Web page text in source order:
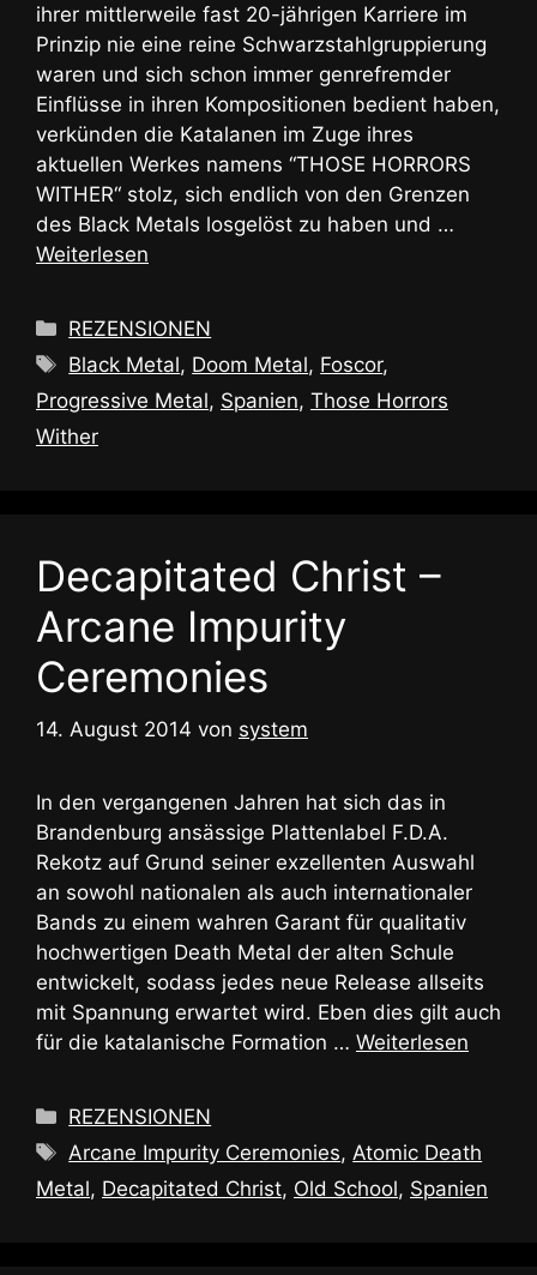
ihrer mittlerweile fast 20-jährigen Karriere im
Prinzip nie eine reine Schwarzstahlgruppierung
waren und sich schon immer genrefremder
Einflüsse in ihren Kompositionen bedient haben,
verkünden die Katalanen im Zuge ihres
aktuellen Werkes namens “THOSE HORRORS
WITHER“ stolz, sich endlich von den Grenzen
des Black Metals losgelöst zu haben und …
Weiterlesen
Kategorien
REZENSIONEN
Schlagwörter
Black Metal, Doom Metal, Foscor,
Progressive Metal, Spanien, Those Horrors
Wither
Decapitated Christ –
Arcane Impurity
Ceremonies
14. August 2014 von system
In den vergangenen Jahren hat sich das in
Brandenburg ansässige Plattenlabel F.D.A.
Rekotz auf Grund seiner exzellenten Auswahl
an sowohl nationalen als auch internationaler
Bands zu einem wahren Garant für qualitativ
hochwertigen Death Metal der alten Schule
entwickelt, sodass jedes neue Release allseits
mit Spannung erwartet wird. Eben dies gilt auch
für die katalanische Formation … Weiterlesen
Kategorien
REZENSIONEN
Schlagwörter
Arcane Impurity Ceremonies,Atomic Death
Metal, Decapitated Christ, Old School, Spanien